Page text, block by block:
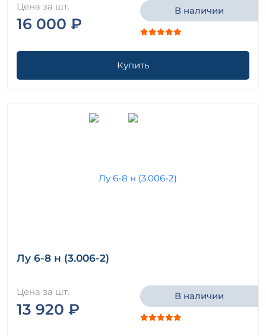
Цена за шт.
16 000 ₽
В наличии
Купить
Лу 6-8 н (3.006-2)
Цена за шт.
13 920 ₽
В наличии